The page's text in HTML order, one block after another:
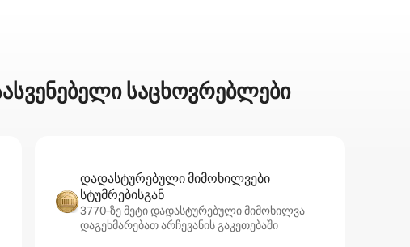
საცხოვრებლები
დადასტურებული მიმოხილვები
სტუმრებისგან
3770‑ზე მეტი დადასტურებული მიმოხილვა
დაგეხმარებათ არჩევანის გაკეთებაში